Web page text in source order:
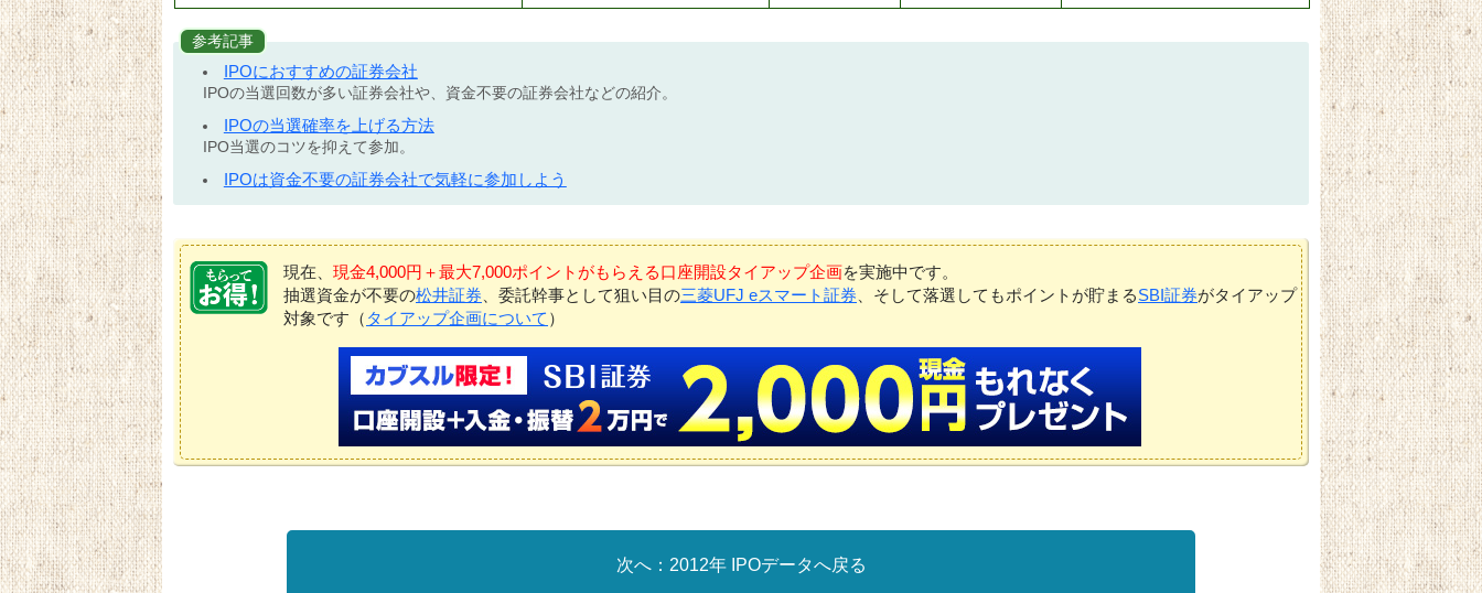
参考記事
IPOにおすすめの証券会社
IPOの当選回数が多い証券会社や、資金不要の証券会社などの紹介。
IPOの当選確率を上げる方法
IPO当選のコツを抑えて参加。
IPOは資金不要の証券会社で気軽に参加しよう
現在、 現金4,000円＋最大7,000ポイントがもらえる口座開設タイアップ企画を実施中です。
抽選資金が不要の松井証券 、委託幹事として狙い目の三菱UFJ eスマート証券 、そして落選してもポイントが貯まるSBI証券がタイアップ
対象です（ タイアップ企画について ）
2012年 IPOデータへ戻る